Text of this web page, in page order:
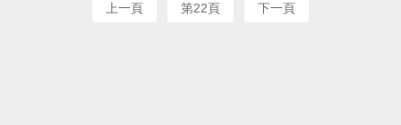
上一頁 第22頁 下一頁